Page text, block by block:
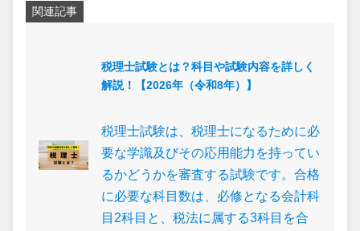
関連記事
税理士試験とは？科目や試験内容を詳しく
解説！【2026年（令和8年）】
税理士試験は、税理士になるために必
要な学識及びその応用能力を持ってい
るかどうかを審査する試験です。合格
に必要な科目数は、必修となる会計科
目2科目と、税法に属する3科目を合